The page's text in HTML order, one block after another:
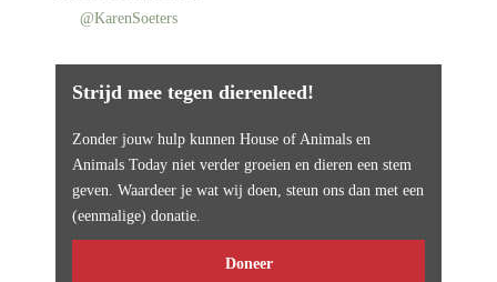
@KarenSoeters
Strijd mee tegen dierenleed!
Zonder jouw hulp kunnen House of Animals en
Animals Today niet verder groeien en dieren een stem
geven. Waardeer je wat wij doen, steun ons dan met een
(eenmalige) donatie.
Doneer